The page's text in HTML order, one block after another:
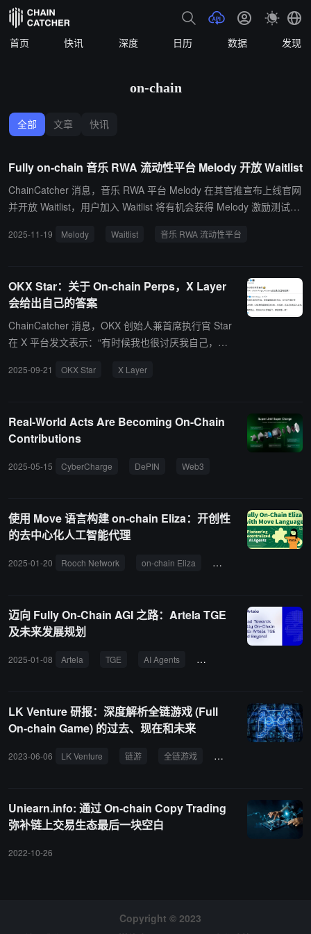
首页 快讯 深度 日历 数据 发现
on-chain
全部 文章 快讯
Fully on-chain 音乐 RWA 流动性平台 Melody 开放 Waitlist
ChainCatcher 消息，音乐 RWA 平台 Melody 在其官推宣布上线官网
并开放 Waitlist，用户加入 Waitlist 将有机会获得 Melody 激励测试网
WA 流动性平台，资产和收益的循环全部在链上实现，不仅革新音乐
2025-11-19 Melody Waitlist 音乐 RWA 流动性平台
OKX Star：关于 On-chain Perps，X Layer
会给出自己的答案
ChainCatcher 消息，OKX 创始人兼首席执行官 Star
在 X 平台发文表示：“有时候我也很讨厌我自己，不
案。”
2025-09-21 OKX Star X Layer
Real-World Acts Are Becoming On-Chain
Contributions
2025-05-15 CyberCharge DePIN Web3
使用 Move 语言构建 on-chain Eliza：开创性
的去中心化人工智能代理
2025-01-20 Rooch Network on-chain Eliza Move 语言
迈向 Fully On-Chain AGI 之路：Artela TGE
及未来发展规划
2025-01-08 Artela TGE AI Agents Artela Network
LK Venture 研报：深度解析全链游戏 (Full
On-chain Game) 的过去、现在和未来
2023-06-06 LK Venture 链游 全链游戏 SatoshiDice
Uniearn.info: 通过 On-chain Copy Trading
弥补链上交易生态最后一块空白
2022-10-26
Copyright © 2023